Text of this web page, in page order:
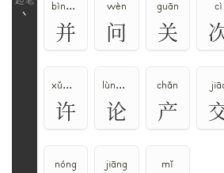
丶
bìng、bīng
并
wèn
问
guān
关
cì
xǔ、hǔ
许
lùn、lún
论
chǎn
产
nóng jiāng mǐ